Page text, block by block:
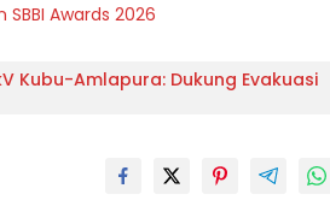
Awards 2026
Kubu-Amlapura: Dukung Evakuasi